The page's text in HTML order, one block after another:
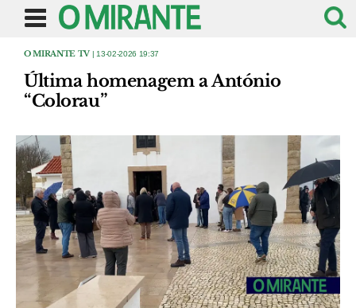
O MIRANTE TV | 13-02-2026 19:37
Última homenagem a António
“Colorau”